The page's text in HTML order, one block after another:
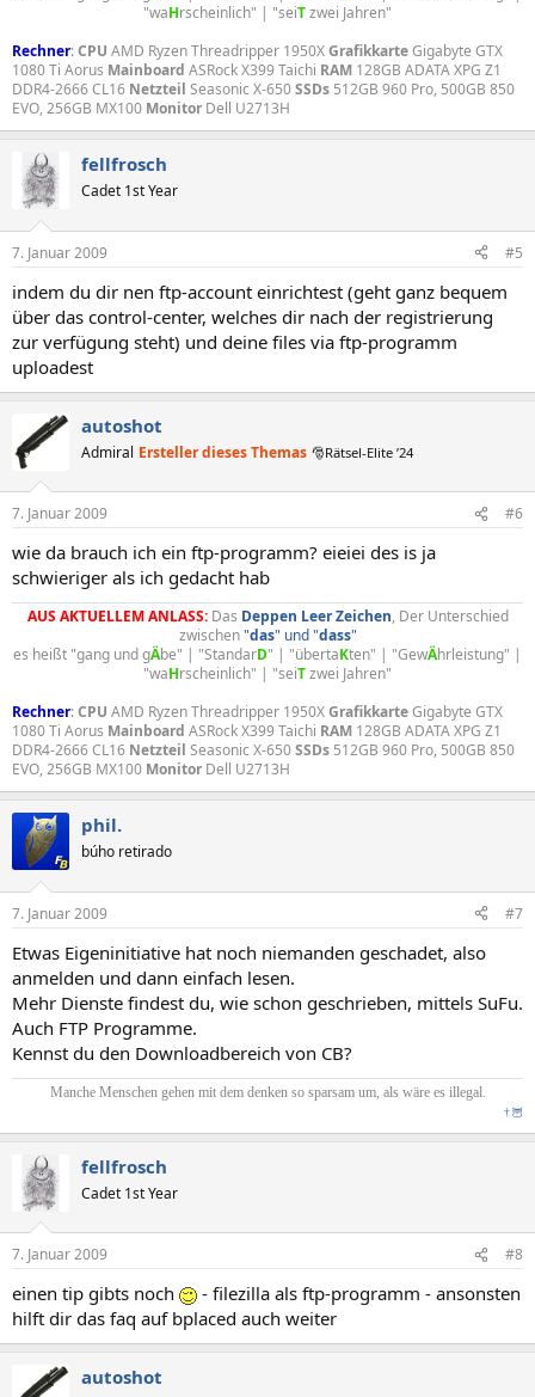
"waHrscheinlich" | "seiTzwei Jahren"​
Rechner:CPU AMD Ryzen Threadripper 1950XGrafikkarteGigabyte GTX
1080 Ti Aorus Mainboard ASRock X399 Taichi RAM 128GB ADATA XPG Z1
DDR4-2666 CL16 Netzteil Seasonic X-650SSDs 512GB 960 Pro, 500GB 850
EVO, 256GB MX100 Monitor Dell U2713H
fellfrosch
Cadet 1st Year
7. Januar 2009 #5
indem du dir nen ftp-account einrichtest (geht ganz bequem
über das control-center, welches dir nach der registrierung
zur verfügung steht) und deine files via ftp-programm
uploadest
autoshot
Admiral Ersteller dieses Themas 🎅Rätsel-Elite ’24
7. Januar 2009 #6
wie da brauch ich ein ftp-programm? eieiei des is ja
schwieriger als ich gedacht hab
AUS AKTUELLEM ANLASS:Das Deppen LeerZeichen, Der Unterschied
zwischen"das" und "dass"
es heißt "gang und gÄbe" | "StandarD" | "übertaKten" | "GewÄhrleistung" |
"waHrscheinlich" | "seiTzwei Jahren"​
Rechner:CPU AMD Ryzen Threadripper 1950XGrafikkarteGigabyte GTX
1080 Ti Aorus Mainboard ASRock X399 Taichi RAM 128GB ADATA XPG Z1
DDR4-2666 CL16 Netzteil Seasonic X-650SSDs 512GB 960 Pro, 500GB 850
EVO, 256GB MX100 Monitor Dell U2713H
phil.
búho retirado
7. Januar 2009 #7
Etwas Eigeninitiative hat noch niemanden geschadet, also
anmelden und dann einfach lesen.
Mehr Dienste findest du, wie schon geschrieben, mittels SuFu.
Auch FTP Programme.
Kennst du den Downloadbereich von CB?
Manche Menschen gehen mit dem denken so sparsam um, als wäre es illegal.
† 🦉
fellfrosch
Cadet 1st Year
7. Januar 2009 #8
einen tip gibts noch
- filezilla als ftp-programm - ansonsten
hilft dir das faq auf bplaced auch weiter
autoshot